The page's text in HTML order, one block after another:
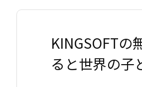
KINGSOFTの
ると世界の子